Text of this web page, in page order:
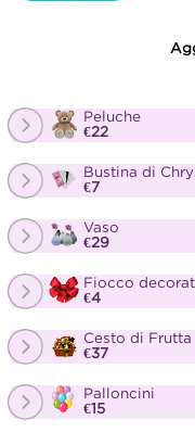
Peluche
€22
Bustina di
€7
Vaso
€29
Fiocco
€4
Cesto di Frutta
€37
Palloncini
€15